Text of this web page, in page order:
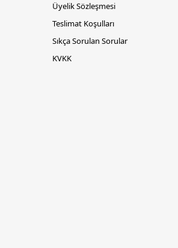
Üyelik Sözleşmesi
Teslimat Koşulları
Sıkça Sorulan Sorular
KVKK